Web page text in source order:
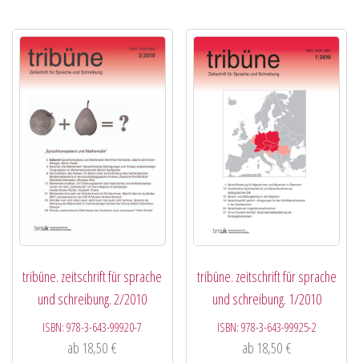
tribüne. zeitschrift für sprache
und schreibung. 2/2010
ISBN:978-3-643-99920-7
ab 18,50€
tribüne. zeitschrift für sprache
und schreibung. 1/2010
ISBN: 978-3-643-99925-2
ab 18,50 €